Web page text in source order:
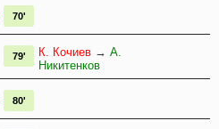
70'
К. Кочиев → А.
Никитенков
79'
80'